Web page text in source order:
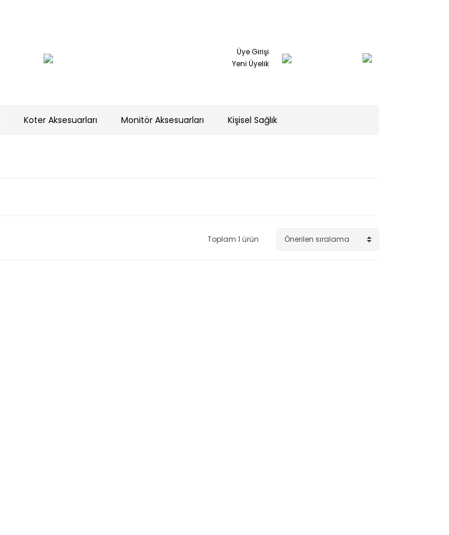
Üye Girişi
Yeni Üyelik
Koter Aksesuarları Monitör Aksesuarları Kişisel Sağlık
Toplam 1 ürün